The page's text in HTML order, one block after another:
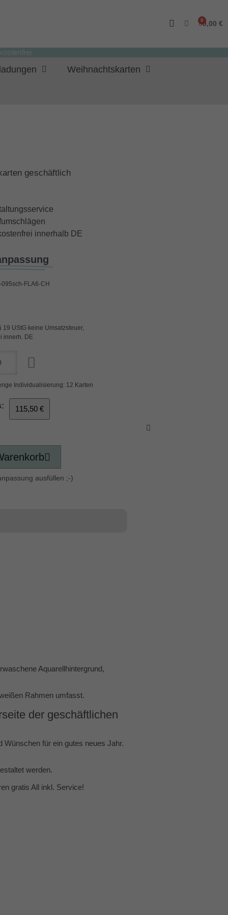
0,00 €
Weihnachtskarten
geschäftlich
innerhalb DE
095sch-FLA6-CH
19 UStG keine Umsatzsteuer,
innerh. DE
Individualisierung: 12 Karten
115,50 €
ausfüllen ;-)
Aquarellhintergrund,
Rahmen umfasst.
der geschäftlichen
für ein gutes neues Jahr.
werden.
gratis All inkl. Service!